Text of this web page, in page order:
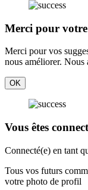
Merci pour
Merci pour vos
nous améliorer. Nous
OK
Vous êtes
Connecté(e) en tant
Tous vos futurs
votre photo de profil